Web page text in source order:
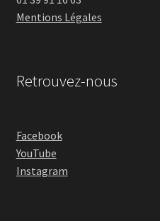
Mentions Légales
Retrouvez-nous
Facebook
YouTube
Instagram